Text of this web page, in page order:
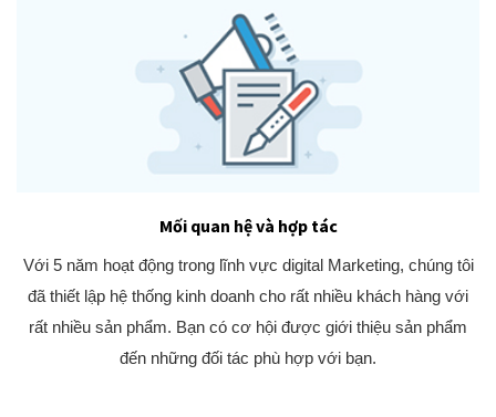
Mối quan hệ và hợp tác
Với 5 năm hoạt động trong lĩnh vực digital Marketing, chúng tôi
đã thiết lập hệ thống kinh doanh cho rất nhiều khách hàng với
rất nhiều sản phẩm. Bạn có cơ hội được giới thiệu sản phẩm
đến những đối tác phù hợp với bạn.